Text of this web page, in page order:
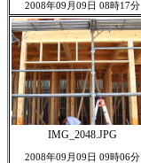
2008年09月09日 08時17分
IMG_2048.JPG
2008年09月09日 09時06分